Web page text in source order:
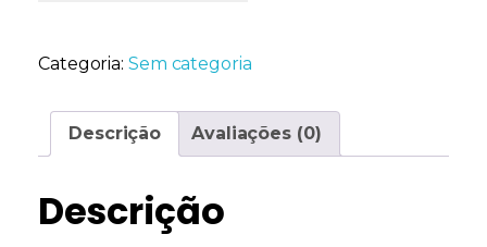
Categoria: Sem categoria
Descrição Avaliações (0)
Descrição